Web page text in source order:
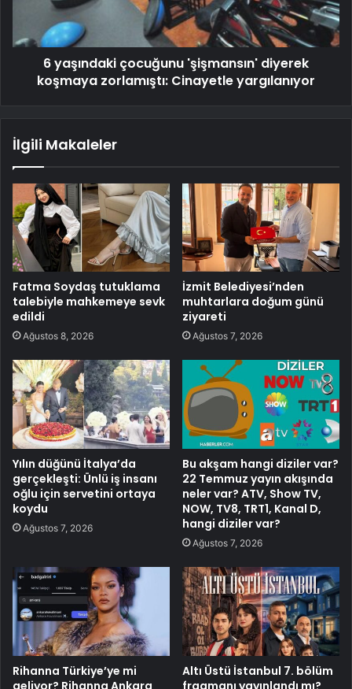
6 yaşındaki çocuğunu 'şişmansın' diyerek
koşmaya zorlamıştı: Cinayetle yargılanıyor
İlgili Makaleler
Fatma Soydaş tutuklama
talebiyle mahkemeye sevk
edildi
Ağustos 8, 2026
İzmit Belediyesi’nden
muhtarlara doğum günü
ziyareti
Ağustos 7, 2026
Yılın düğünü İtalya’da
gerçekleşti: Ünlü iş insanı
oğlu için servetini ortaya
koydu
Ağustos 7, 2026
Bu akşam hangi diziler var?
22 Temmuz yayın akışında
neler var? ATV, Show TV,
NOW, TV8, TRT1, Kanal D,
hangi diziler var?
Ağustos 7, 2026
Rihanna Türkiye’ye mi
Altı Üstü İstanbul 7. bölüm